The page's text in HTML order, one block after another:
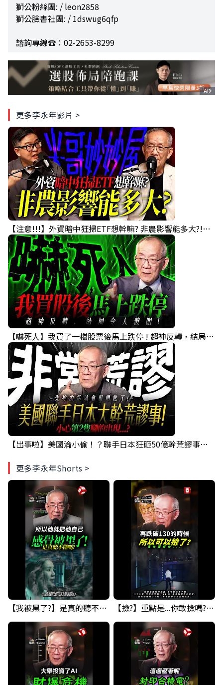
獅公粉絲團: / leon2858
獅公臉書社團: / 1dswug6qfp
諮詢專線☎️：02-2653-8299
AD
更多李永年影片 >
【注意!!!】外資暗中狂掃ETF想幹嘛? 非農影響能多大?!｜ Mr.永年 李 / Mr.JIMMY 高志銘 / 理財有夠跩
【嚇死人】我買了一檔股票後馬上跌停 ! 超神反轉，結局令人傻眼 !｜ Mr.永年 李｜ 盤後講股 Mr.永年 李 2026 / 08 / 07
【出事啦】美國淪小偷！？聯手日本狂砸50億幹荒謬事！美元急殺黃金噴發，外資準備血洗台股！？｜ Mr.永年 李｜ 盤後講股 Mr.永年 李 2026 / 08 / 06
更多李永年Shorts >
【我被黑了?】是真的聽不懂嗎...還是... #股票分析 #因果分析 【撿?】重點是...你敢撿嗎? 要撿什麼??? #科技四巨頭 #股票分析 #投資